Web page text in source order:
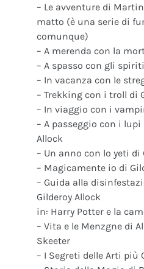
– Le avventure di
matto (è una serie di
comunque)
– A merenda con la
– A spasso con gli
– In vacanza con le
– Trekking con i troll di
– In viaggio con i
– A passeggio con i
Allock
– Un anno con lo yeti di
– Magicamente io di
– Guida alla
Gilderoy Allock
in: Harry Potter e la
– Vita e le Menzgne di
Skeeter
– I Segreti delle Arti più